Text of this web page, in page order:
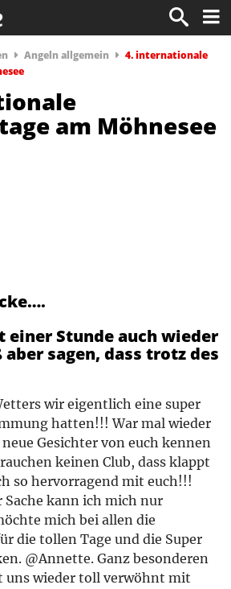
Angeln allgemein
4. internationale
am Möhnesee
einer Stunde auch wieder
sagen, dass trotz des
wir eigentlich eine super
hatten!!! War mal wieder
Gesichter von euch kennen
keinen Club, dass klappt
so hervorragend mit euch!!!
Sache kann ich mich nur
mich bei allen die
die tollen Tage und die Super
@Annette. Ganz besonderen
uns wieder toll verwöhnt mit